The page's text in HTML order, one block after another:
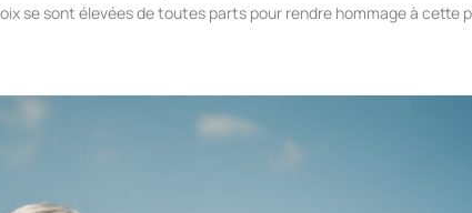
se sont élevées de toutes parts pour rendre hommage à cette